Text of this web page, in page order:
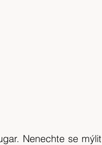
Nenechte se